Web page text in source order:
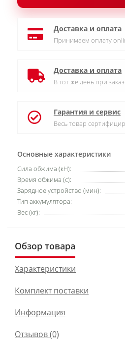
Основные характеристики
Cила обжима (кН):
Время обжима (с):
Зарядное устройство (мин):
Тип аккумулятора:
Вес (кг):
Доставка и оплата
Принимаем оплату
Доставка и оплата
В тот же день при
Гарантия и сервис
Весь товар
Обзор товара
Характеристики
Комплект поставки
Информация
Отзывов (0)